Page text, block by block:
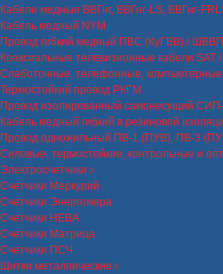
Кабели медные ВВГнг, ВВГнг-LS, ВВГнг-
Кабель медный NYM
Провод гибкий медный ПВС (КуГВВ) / ШВВП
Коаксиальные телевизионные кабели SAT
Слаботочные, телефонные, компьютерные
Термостойкий провод РКГМ
Провод изолированный самонесущий
Кабель медный гибкий в резиновой
Провод одножильный ПВ-1 (ПУВ), ПВ-3
Силовые, термостойкие, контрольные и
Электросчетчики
Счетчики Меркурий
Счетчики Энергомера
Счетчики НЕВА
Счетчики Матрица
Счетчики ПСЧ
Щитки металлические